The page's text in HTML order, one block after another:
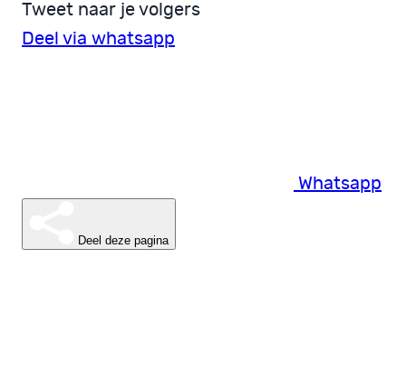
Tweet naar je volgers
Deel via whatsapp
Whatsapp
Deel deze pagina